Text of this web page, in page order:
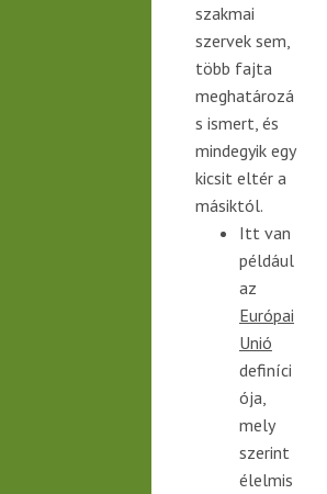
szakmai
szervek sem,
több fajta
meghatározá
s ismert, és
mindegyik egy
kicsit eltér a
másiktól.
Itt van
például
az
Európai
Unió
definíci
ója,
mely
szerint
élelmis